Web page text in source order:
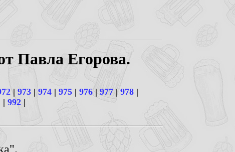
Павла Егорова.
| 973 | 974 | 975 | 976| 977 | 978 |
| 992 |